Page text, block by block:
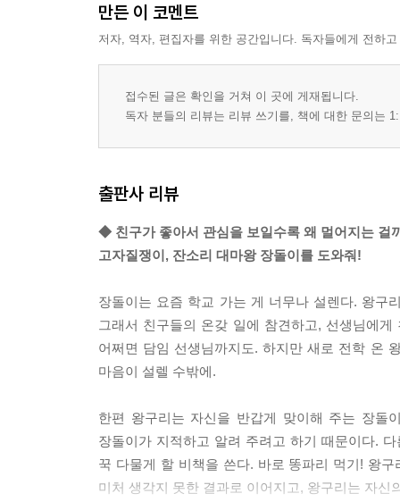
만든 이 코멘트
저자, 역자, 편집자를 위한 공간입니다. 독자들에게 전하
접수된 글은 확인을 거쳐 이 곳에 게재됩니다.
독자 분들의 리뷰는 리뷰 쓰기를, 책에 대한 문의는
출판사 리뷰
◆ 친구가 좋아서 관심을 보일수록 왜 멀어지는 걸
고자질쟁이, 잔소리 대마왕 장돌이를 도와줘!
장돌이는 요즘 학교 가는 게 너무나 설렌다. 왕구
그래서 친구들의 온갖 일에 참견하고, 선생님에
어쩌면 담임 선생님까지도. 하지만 새로 전학 온
마음이 설렐 수밖에.
한편 왕구리는 자신을 반갑게 맞이해 주는 장돌
장돌이가 지적하고 알려 주려고 하기 때문이다.
꾹 다물게 할 비책을 쓴다. 바로 똥파리 먹기! 왕
미처 생각지 못한 결과로 이어지고, 왕구리는 자